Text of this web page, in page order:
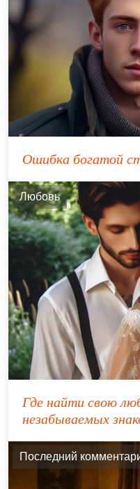
Ошибка богатой
Любовь
Где найти свою
незабываемых
Последний